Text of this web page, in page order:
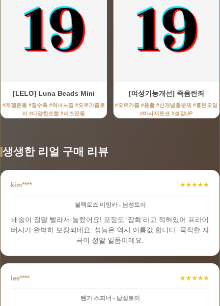
[LELO] Luna Beads Mini
#케겔운동 #질수축 #처녀느낌 #오르가즘토
이 #다양한조합 #비즈진동
[여성기능개선] 즉음란죄
#오르가즘 #윤활 #신개념흥분제 #흥분오일
#마사지로션 #성감UP
생생한 리얼 구매 리뷰
kim**** ★★★★★
블랙로즈 비앙카 - 남성토이
배송이 정말 빨라서 놀랐어요! 포장도 '잡화'라고 적혀있어 프라이
버시가 완벽히 보장되네요. 성능은 역시 이름값 합니다. 묵직한 자
극이 정말 일품이에요.
lee**** ★★★★★
텐가 스피너 - 남성토이